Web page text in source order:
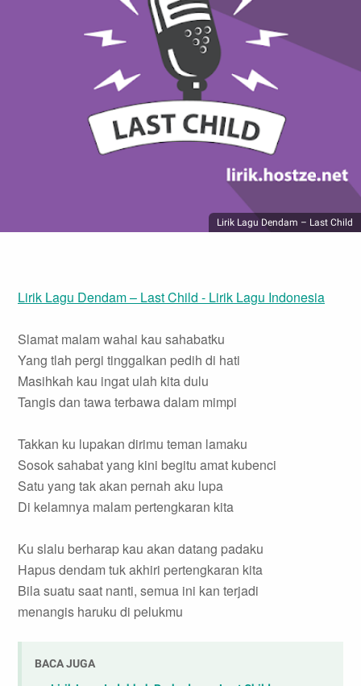
Lirik Lagu Dendam – Last Child
Lirik Lagu Dendam – Last Child - Lirik Lagu Indonesia
Slamat malam wahai kau sahabatku
Yang tlah pergi tinggalkan pedih di hati
Masihkah kau ingat ulah kita dulu
Tangis dan tawa terbawa dalam mimpi
Takkan ku lupakan dirimu teman lamaku
Sosok sahabat yang kini begitu amat kubenci
Satu yang tak akan pernah aku lupa
Di kelamnya malam pertengkaran kita
Ku slalu berharap kau akan datang padaku
Hapus dendam tuk akhiri pertengkaran kita
Bila suatu saat nanti, semua ini kan terjadi
menangis haruku di pelukmu
BACA JUGA